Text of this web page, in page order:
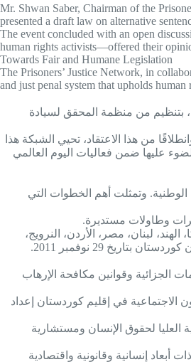
Mr. Shwan Saber, Chairman of the
presented a draft law on alternative
The event concluded with an open
human rights activists—offered their
Towards Fair and Humane Legislation
The Prisoners’ Justice Network, in
and just penal system that upholds human
أربيل، بتنظيم من منظمة المحقق لسيادة
من هذا الاعتقاد، تحيي الشبكة هذا
عليها ضمن فعاليات اليوم العالمي
الوطنية. وتمثلت أهم الخطوات التي
لبنان، مصر، الأردن، النرويج،
29 نوفمبر 2011.
الجزائية وقوانين مكافحة الإرهاب
الاجتماعية في إقليم كوردستان إعداد
العليا لحقوق الإنسان ومستشارية
أبعاد إنسانية وقانونية واقتصادية